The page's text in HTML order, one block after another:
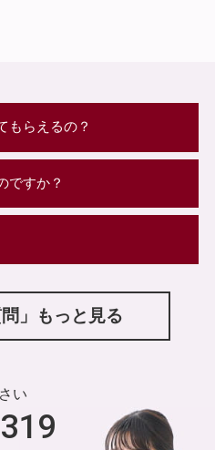
もらえるの？
ですか？
問」もっと見る
い